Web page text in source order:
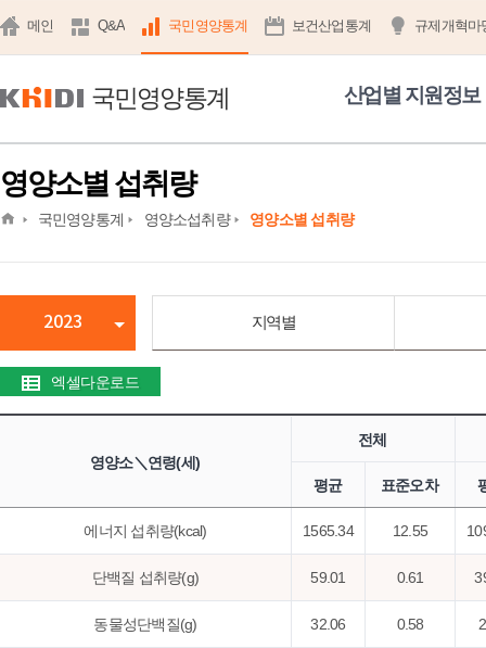
메인 Q&A 국민영양통계 보건산업통계 규제개혁마
국민영양통계 산업별 지원정보
영양소별 섭취량
home국민영양통계 영양소섭취량 영양소별 섭취량
2023 지역별
엑셀다운로드
영양소＼연령(세)
전체
평균 표준오차
에너지 섭취량(kcal) 1565.34 12.55
단백질 섭취량(g) 59.01 0.61
동물성단백질(g) 32.06 0.58